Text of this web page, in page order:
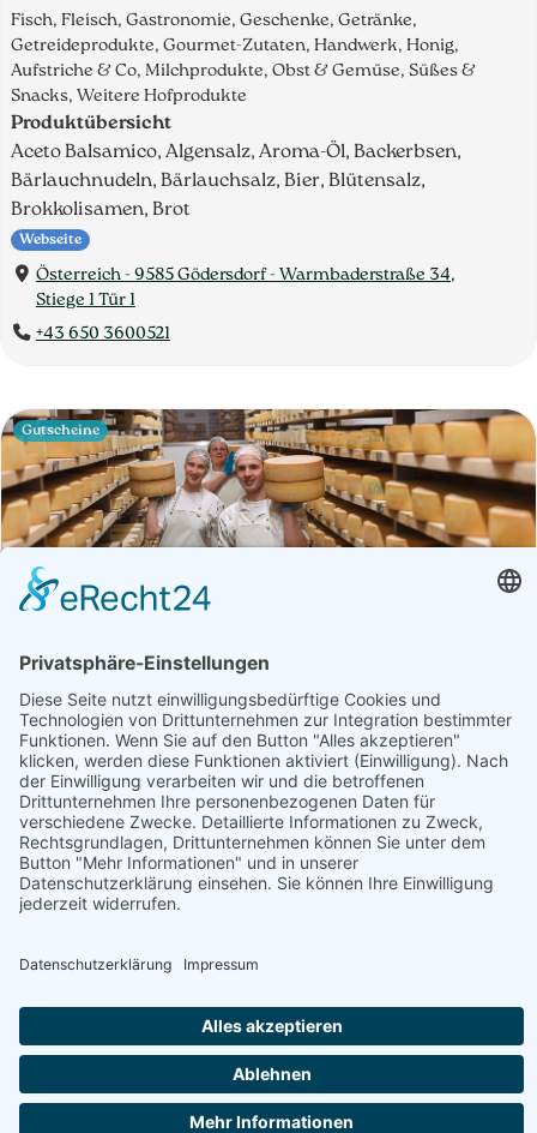
Fisch, Fleisch, Gastronomie, Geschenke, Getränke,
Getreideprodukte, Gourmet-Zutaten, Handwerk, Honig,
Aufstriche & Co, Milchprodukte, Obst & Gemüse, Süßes &
Snacks, Weitere Hofprodukte
Produktübersicht
Aceto Balsamico, Algensalz, Aroma-Öl, Backerbsen,
Bärlauchnudeln, Bärlauchsalz, Bier, Blütensalz,
Brokkolisamen, Brot
Webseite
Österreich - 9585 Gödersdorf - Warmbaderstraße 34,
Stiege 1 Tür 1
+43 650 3600521
Die Kaslabn | Nockberge
Fleisch, Gastronomie, Geschenke, Getränke,
Getreideprodukte, Gourmet-Zutaten, Handwerk, Honig,
Aufstriche & Co, Milchprodukte, Obst & Gemüse, Süßes &
Snacks, Weitere Hofprodukte
Produktübersicht
Bauchspeck, Bauernbrot, Beerensaft
Österreich - 9545 Radenthein - Mirnockstrasse 19
+43 4246 37500
Gutscheine